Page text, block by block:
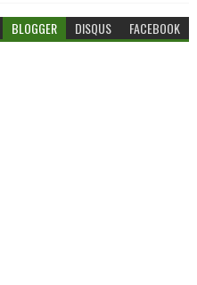
BLOGGER DISQUS FACEBOOK